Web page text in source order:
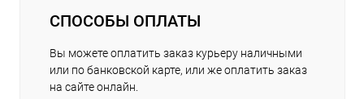
СПОСОБЫ ОПЛАТЫ
Вы можете оплатить заказ курьеру наличными
или по банковской карте, или же оплатить заказ
на сайте онлайн.